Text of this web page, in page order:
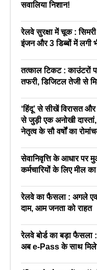
सवालिया निशान!
रेलवे सुरक्षा में चूक :
इंजन और 3 डिब्बों में लगी
तत्काल टिकट : काउंटरों
तफरी, डिजिटल तेजी से
‘हिंदू’ से सीखें विरासत
से जुड़ी एक अनोखी दास्तां,
नेतृत्व के सौ वर्षों का
सेवानिवृत्ति के आधार पर
कर्मचारियों के लिए मील
रेलवे का फैसला : अगले
दाम, आम जनता को राहत
रेलवे बोर्ड का बड़ा फैसला
अब e-Pass के साथ